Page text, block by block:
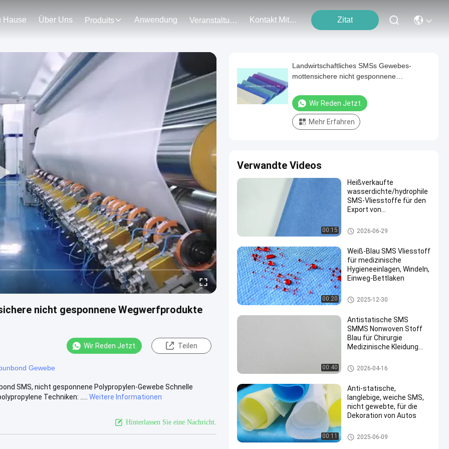
Hause Über Uns Produits Anwendung Veranstaltungen Kontakt Mit Uns Zitat
nicht gesponnene Wegwerfprodukte
Wir Reden Jetzt. Teilen
Gewebe
SMS, nicht gesponnene Polypropylen-Gewebe Schnelle
Techniken: .....
Weitere Informationen
Hinterlassen Sie eine Nachricht.
Landwirtschaftliches SMSs Gewebes-
mottensichere nicht gesponnene
Wir Reden Jetzt.
Mehr Erfahren
Verwandte Videos
00:15
Heißverkaufte
wasserdichte/hydrophile
SMS-Vliesstoffe für den
Export von
SMSs Gewebe nicht
2026-06-29
00:20
Weiß-Blau SMS Vliesstoff
für medizinische
Hygieneeinlagen, Windeln,
Einweg-Bettlaken
SMSs Gewebe nicht
2025-12-30
00:40
Antistatische SMS
SMMS Nonwoven Stoff
Blau für Chirurgie
Medizinische Kleidung
SMSs Gewebe nicht
2026-04-16
00:11
Anti-statische,
langlebige, weiche SMS,
nicht gewebte, für die
Dekoration von Autos
SMSs Gewebe nicht
2025-06-09